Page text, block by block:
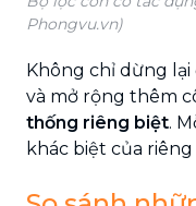
Phongvu.vn)
Không chỉ dừng lại
và mở rộng thêm
thống riêng biệt.
khác biệt của